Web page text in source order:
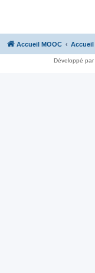
Accueil MOOC Accueil
Développé par